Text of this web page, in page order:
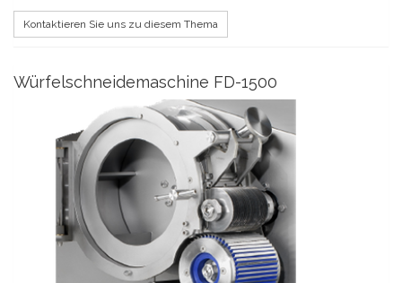
Kontaktieren Sie uns zu diesem Thema
Würfelschneidemaschine FD-1500